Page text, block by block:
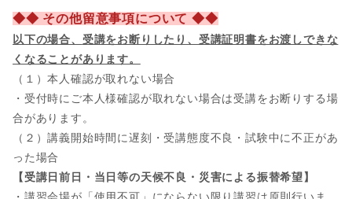
◆◆ その他留意事項について ◆◆
以下の場合、 受講をお断りしたり、受講証明書をお渡しできな
くなることがあります。
（１）本人確認が取れない場合
・受付時にご本人様確認が取れない場合は受講をお断りする場
合があります。
（２）講義開始時間に遅刻・受講態度不良・試験中に不正があ
った場合
【受講日前日・当日等の天候不良・災害による振替希望】